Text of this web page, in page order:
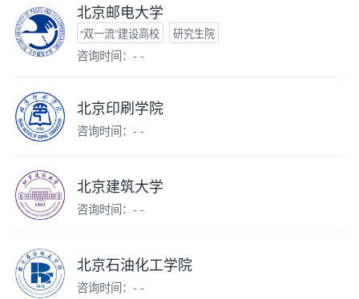
北京邮电大学
“双一流”建设高校 研究生院
咨询时间：- -
北京印刷学院
咨询时间：- -
北京建筑大学
咨询时间：- -
北京石油化工学院
咨询时间：- -